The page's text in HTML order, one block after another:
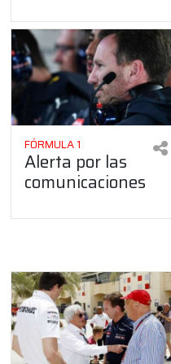
FÓRMULA 1
Alerta por las
comunicaciones